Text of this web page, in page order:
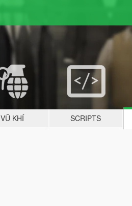
VŨ KHÍ SCRIPTS